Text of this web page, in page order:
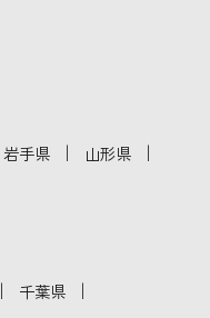
岩手県 ｜ 山形県 ｜
｜ 千葉県 ｜